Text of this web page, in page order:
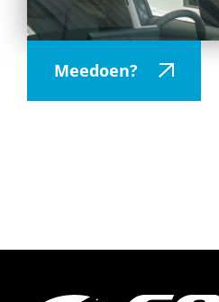
Meedoen?